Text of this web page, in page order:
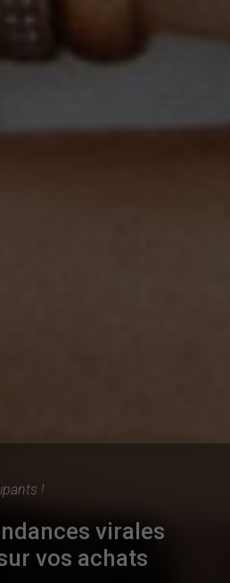
!
virales
vos achats